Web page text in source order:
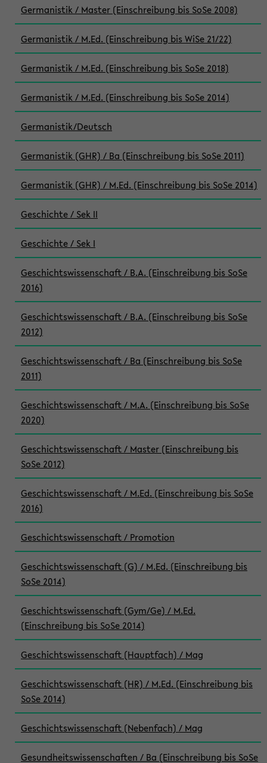
Germanistik / Master (Einschreibung bis SoSe 2008)
Germanistik / M.Ed. (Einschreibung bis WiSe 21/22)
Germanistik / M.Ed. (Einschreibung bis SoSe 2018)
Germanistik / M.Ed. (Einschreibung bis SoSe 2014)
Germanistik/Deutsch
Germanistik (GHR) / Ba (Einschreibung bis SoSe 2011)
Germanistik (GHR) / M.Ed. (Einschreibung bis SoSe 2014)
Geschichte / Sek II
Geschichte / Sek I
Geschichtswissenschaft / B.A. (Einschreibung bis SoSe
2016)
Geschichtswissenschaft / B.A. (Einschreibung bis SoSe
2012)
Geschichtswissenschaft / Ba (Einschreibung bis SoSe
2011)
Geschichtswissenschaft / M.A. (Einschreibung bis SoSe
2020)
Geschichtswissenschaft / Master (Einschreibung bis
SoSe 2012)
Geschichtswissenschaft / M.Ed. (Einschreibung bis SoSe
2016)
Geschichtswissenschaft / Promotion
Geschichtswissenschaft (G) / M.Ed. (Einschreibung bis
SoSe 2014)
Geschichtswissenschaft (Gym/Ge) / M.Ed.
(Einschreibung bis SoSe 2014)
Geschichtswissenschaft (Hauptfach) / Mag
Geschichtswissenschaft (HR) / M.Ed. (Einschreibung bis
SoSe 2014)
Geschichtswissenschaft (Nebenfach) / Mag
Gesundheitswissenschaften / Ba (Einschreibung bis SoSe